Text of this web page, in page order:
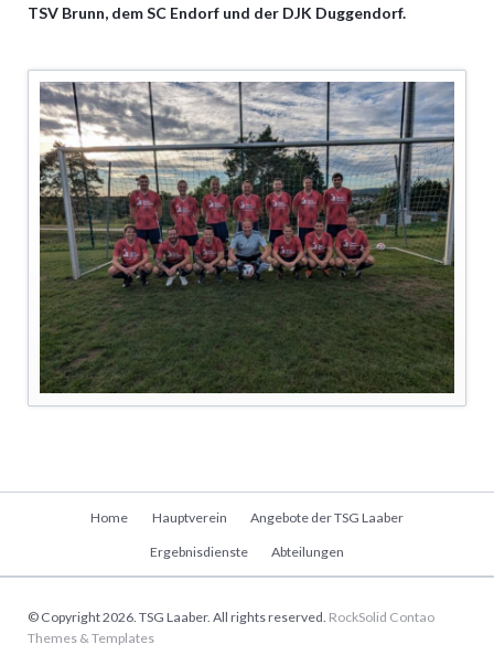
TSV Brunn, dem SC Endorf und der DJK Duggendorf.
Home Hauptverein Angebote der TSG Laaber
Ergebnisdienste Abteilungen
© Copyright 2026. TSG Laaber. All rights reserved. RockSolid Contao
Themes & Templates